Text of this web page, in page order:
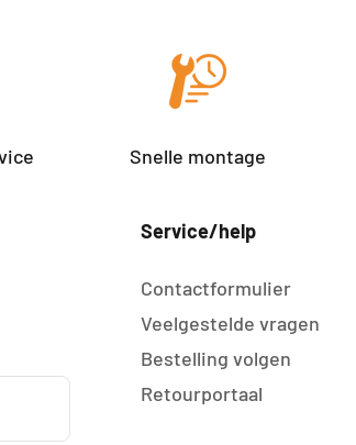
Snelle montage
Service/help
Contactformulier
Veelgestelde vragen
Bestelling volgen
Retourportaal